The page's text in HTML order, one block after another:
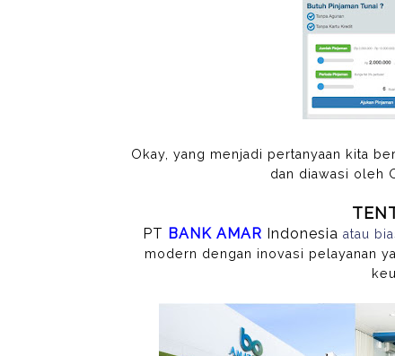
Okay, yang menjadi pertanyaan kita
dan diawasi oleh
PT BANK AMAR Indonesia atau
modern dengan inovasi pelayanan